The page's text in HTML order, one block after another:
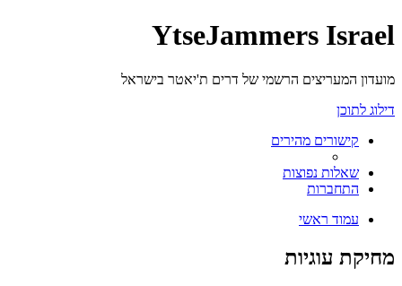
YtseJammers Israel
מועדון המעריצים הרשמי של דרים ת'יאטר בישראל
דילוג לתוכן
קישורים מהירים
שאלות נפוצות
התחברות
עמוד ראשי
מחיקת עוגיות